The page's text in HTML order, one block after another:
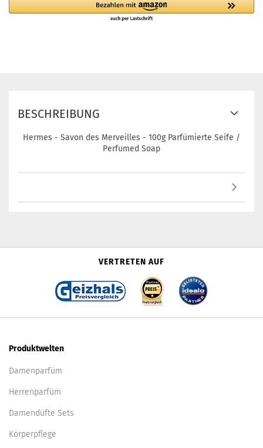
BESCHREIBUNG
Hermes - Savon des Merveilles - 100g Parfümierte Seife /
Perfumed Soap
VERTRETEN AUF
Produktwelten
Damenparfüm
Herrenparfüm
Damendüfte Sets
Körperpflege